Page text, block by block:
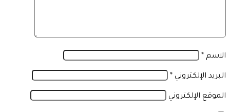
الاسم *
البريد الإلكتروني *
الموقع الإلكتروني